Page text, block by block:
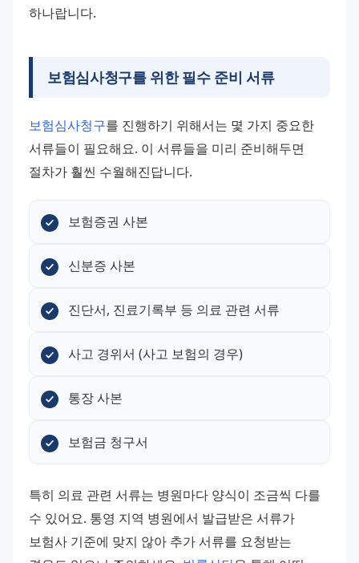
하나랍니다.
보험심사청구를 위한 필수 준비 서류
보험심사청구를 진행하기 위해서는 몇 가지 중요한
서류들이 필요해요. 이 서류들을 미리 준비해두면
절차가 훨씬 수월해진답니다.
보험증권 사본
신분증 사본
진단서, 진료기록부 등 의료 관련 서류
사고 경위서 (사고 보험의 경우)
통장 사본
보험금 청구서
특히 의료 관련 서류는 병원마다 양식이 조금씩 다를
수 있어요. 통영 지역 병원에서 발급받은 서류가
보험사 기준에 맞지 않아 추가 서류를 요청받는